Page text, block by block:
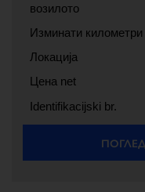
возилото
Изминати километри
Локација
Цена net
Identifikacijski br.